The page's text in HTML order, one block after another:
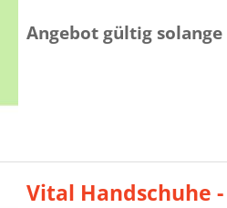
Angebot gültig
Vital Handschuhe -